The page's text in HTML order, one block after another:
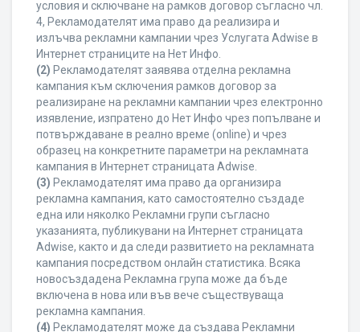
условия и сключване на рамков договор съгласно чл.
4, Рекламодателят има право да реализира и
излъчва рекламни кампании чрез Услугата Adwise в
Интернет страниците на Нет Инфо.
(2) Рекламодателят заявява отделна рекламна
кампания към сключения рамков договор за
реализиране на рекламни кампании чрез електронно
изявление, изпратено до Нет Инфо чрез попълване и
потвърждаване в реално време (online) и чрез
образец на конкретните параметри на рекламната
кампания в Интернет страницата Adwise.
(3) Рекламодателят има право да организира
рекламна кампания, като самостоятелно създаде
една или няколко Рекламни групи съгласно
указанията, публикувани на Интернет страницата
Adwise, както и да следи развитието на рекламната
кампания посредством онлайн статистика. Всяка
новосъздадена Рекламна група може да бъде
включена в нова или във вече съществуваща
рекламна кампания.
(4) Рекламодателят може да създава Рекламни